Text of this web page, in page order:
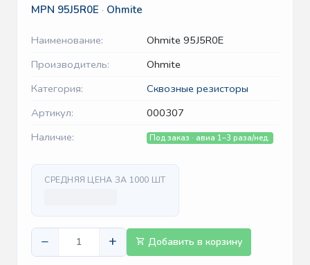
MPN 95J5R0E · Ohmite
Наименование:
Ohmite 95J5R0E
Производитель:
Ohmite
Категория:
Сквозные резисторы
Артикул:
000307
Наличие:
Под заказ · авиа 1–3 раза/нед.
СРЕДНЯЯ ЦЕНА ЗА 1000 ШТ
− + Добавить в корзину